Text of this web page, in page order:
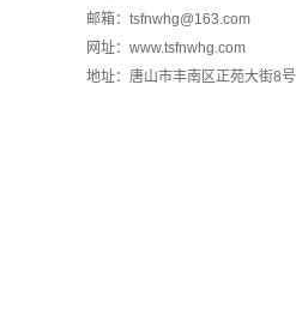
邮箱：tsfnwhg@163.com
网址：www.tsfnwhg.com
地址：唐山市丰南区正苑大街8号